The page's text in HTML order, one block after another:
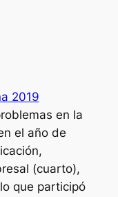
en la
el año de
(cuarto),
que participó